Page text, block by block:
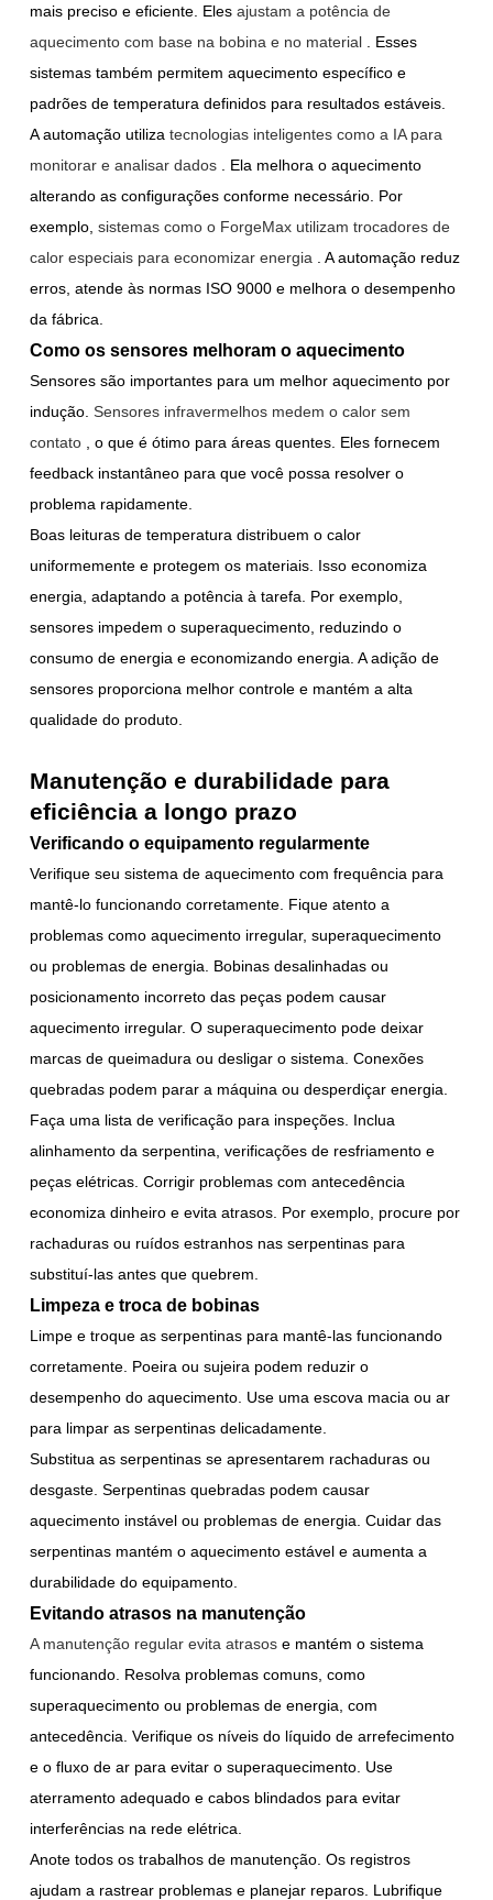
mais preciso e eficiente. Eles ajustam a potência de
aquecimento com base na bobina e no material
. Esses
sistemas também permitem aquecimento específico e
padrões de temperatura definidos para resultados estáveis.
A automação utiliza tecnologias inteligentes como a IA para
monitorar e analisar dados
. Ela melhora o aquecimento
alterando as configurações conforme necessário. Por
exemplo, sistemas como o ForgeMax utilizam trocadores de
calor especiais para economizar energia
. A automação reduz
erros, atende às normas ISO 9000 e melhora o desempenho
da fábrica.
Como os sensores melhoram o aquecimento
Sensores são importantes para um melhor aquecimento por
indução. Sensores infravermelhos medem o calor sem
contato
, o que é ótimo para áreas quentes. Eles fornecem
feedback instantâneo para que você possa resolver o
problema rapidamente.
Boas leituras de temperatura distribuem o calor
uniformemente e protegem os materiais. Isso economiza
energia, adaptando a potência à tarefa. Por exemplo,
sensores impedem o superaquecimento, reduzindo o
consumo de energia e economizando energia. A adição de
sensores proporciona melhor controle e mantém a alta
qualidade do produto.
Manutenção e durabilidade para
eficiência a longo prazo
Verificando o equipamento regularmente
Verifique seu sistema de aquecimento com frequência para
mantê-lo funcionando corretamente. Fique atento a
problemas como aquecimento irregular, superaquecimento
ou problemas de energia. Bobinas desalinhadas ou
posicionamento incorreto das peças podem causar
aquecimento irregular. O superaquecimento pode deixar
marcas de queimadura ou desligar o sistema. Conexões
quebradas podem parar a máquina ou desperdiçar energia.
Faça uma lista de verificação para inspeções. Inclua
alinhamento da serpentina, verificações de resfriamento e
peças elétricas. Corrigir problemas com antecedência
economiza dinheiro e evita atrasos. Por exemplo, procure por
rachaduras ou ruídos estranhos nas serpentinas para
substituí-las antes que quebrem.
Limpeza e troca de bobinas
Limpe e troque as serpentinas para mantê-las funcionando
corretamente. Poeira ou sujeira podem reduzir o
desempenho do aquecimento. Use uma escova macia ou ar
para limpar as serpentinas delicadamente.
Substitua as serpentinas se apresentarem rachaduras ou
desgaste. Serpentinas quebradas podem causar
aquecimento instável ou problemas de energia. Cuidar das
serpentinas mantém o aquecimento estável e aumenta a
durabilidade do equipamento.
Evitando atrasos na manutenção
A manutenção regular evita atrasos e mantém o sistema
funcionando. Resolva problemas comuns, como
superaquecimento ou problemas de energia, com
antecedência. Verifique os níveis do líquido de arrefecimento
e o fluxo de ar para evitar o superaquecimento. Use
aterramento adequado e cabos blindados para evitar
interferências na rede elétrica.
Anote todos os trabalhos de manutenção. Os registros
ajudam a rastrear problemas e planejar reparos. Lubrifique